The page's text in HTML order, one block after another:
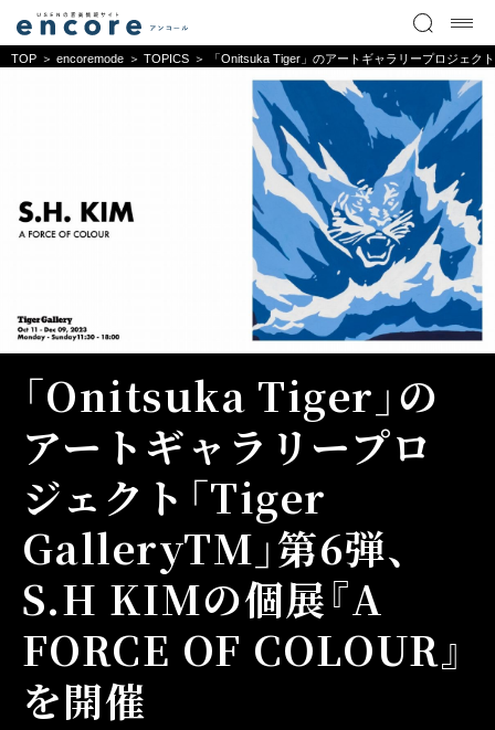
TOP encoremode TOPICS 「Onitsuka Tiger」のアートギャラリープロジェク
「Onitsuka Tiger」の
アートギャラリープロ
ジェクト「Tiger
GalleryTM」第6弾、
S.H KIMの個展『A
FORCE OF COLOUR』
を開催